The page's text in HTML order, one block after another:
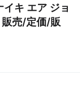
キ エア ジョ
販売/定価/販